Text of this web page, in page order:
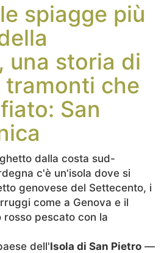
spiagge più
una storia di
tramonti che
San
dalla costa sud-
c'è un'isola dove si
genovese del Settecento, i
come a Genova e il
pescato con la
dell'Isola di San Pietro —